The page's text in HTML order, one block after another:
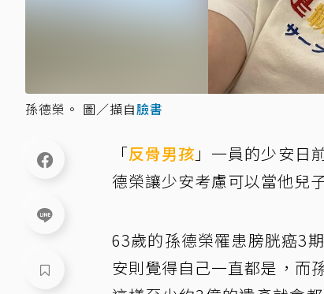
孫德榮。 圖／擷自臉書
「反骨男孩 」一員的少安日
德榮讓少安考慮可以當他兒
63歲的孫德榮罹患膀胱癌3
安則覺得自己一直都是，而